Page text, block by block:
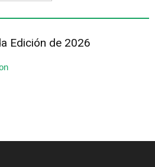
Edición de 2026